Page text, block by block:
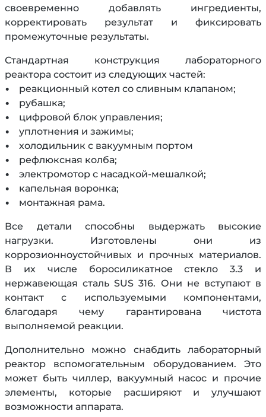
своевременно добавлять ингредиенты,
корректировать результат и фиксировать
промежуточные результаты.
Стандартная конструкция лабораторного
реактора состоит из следующих частей:
• реакционный котел со сливным клапаном;
• рубашка;
• цифровой блок управления;
• уплотнения и зажимы;
• холодильник с вакуумным портом
• рефлюксная колба;
• электромотор с насадкой-мешалкой;
• капельная воронка;
• монтажная рама.
Все детали способны выдержать высокие
нагрузки. Изготовлены они из
коррозионноустойчивых и прочных материалов.
В их числе боросиликатное стекло 3.3 и
нержавеющая сталь SUS 316. Они не вступают в
контакт с используемыми компонентами,
благодаря чему гарантирована чистота
выполняемой реакции.
Дополнительно можно снабдить лабораторный
реактор вспомогательным оборудованием. Это
может быть чиллер, вакуумный насос и прочие
элементы, которые расширяют и улучшают
возможности аппарата.